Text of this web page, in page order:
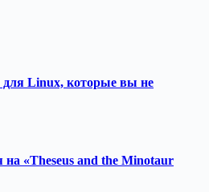
Linux, которые вы не
на «Theseus and the Minotaur